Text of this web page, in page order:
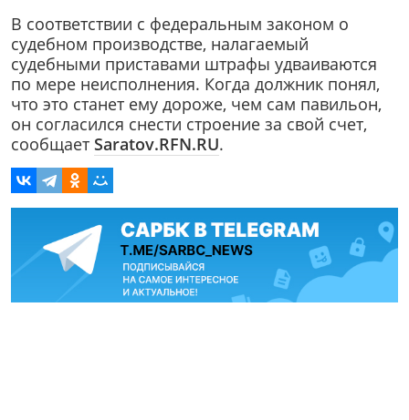
В соответствии с федеральным законом о
судебном производстве, налагаемый
судебными приставами штрафы удваиваются
по мере неисполнения. Когда должник понял,
что это станет ему дороже, чем сам павильон,
он согласился снести строение за свой счет,
сообщает Saratov.RFN.RU.